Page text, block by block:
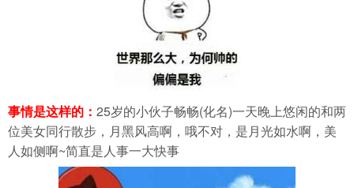
事情是这样的： 25岁的小伙子畅畅(化名)一天晚上悠闲的和两
位美女同行散步，月黑风高啊，哦不对，是月光如水啊，美
人如侧啊~简直是人事一大快事